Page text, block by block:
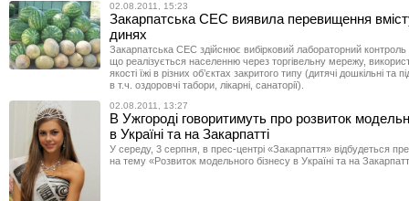
02.08.2011, 15:23
Закарпатська СЕС виявила перевищення
динях
Закарпатська СЕС здійснює вибірковий лабораторний контроль
що реалізується населенню через торгівельну мережу,
якості їжі в різних об’єктах закритого типу (дитячі дошкільні та
в т.ч. оздоровчі табори, лікарні, санаторії).
02.08.2011, 13:27
В Ужгороді говоритимуть про розвиток
в Україні та на Закарпатті
У середу, 3 серпня, в прес-центрі «Закарпаття» відбудеться
на тему «Розвиток модельного бізнесу в Україні та на